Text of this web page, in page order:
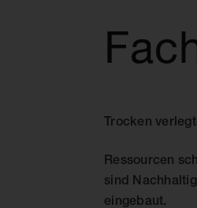
Trocken
Ressourcen
sind
eingebaut.